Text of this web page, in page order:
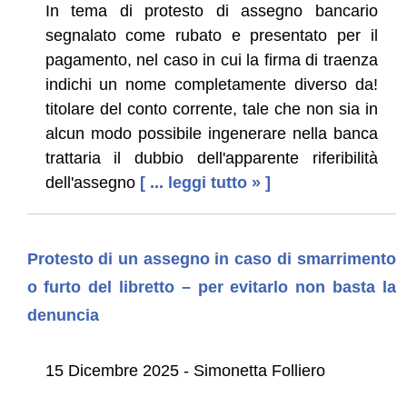
In tema di protesto di assegno bancario
segnalato come rubato e presentato per il
pagamento, nel caso in cui la firma di traenza
indichi un nome completamente diverso da!
titolare del conto corrente, tale che non sia in
alcun modo possibile ingenerare nella banca
trattaria il dubbio dell'apparente riferibilità
dell'assegno [ ... leggi tutto » ]
Protesto di un assegno in caso di smarrimento
o furto del libretto – per evitarlo non basta la
denuncia
15 Dicembre 2025 - Simonetta Folliero